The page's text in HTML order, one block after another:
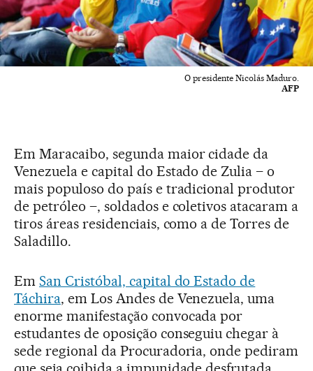
O presidente Nicolás Maduro.
AFP
Em Maracaibo, segunda maior cidade da
Venezuela e capital do Estado de Zulia – o
mais populoso do país e tradicional produtor
de petróleo –, soldados e coletivos atacaram a
tiros áreas residenciais, como a de Torres de
Saladillo.
Em San Cristóbal, capital do Estado de
Táchira, em Los Andes de Venezuela, uma
enorme manifestação convocada por
estudantes de oposição conseguiu chegar à
sede regional da Procuradoria, onde pediram